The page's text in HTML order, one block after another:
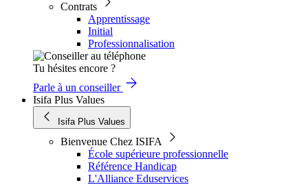
Contrats
Apprentissage
Initial
Professionnalisation
Tu hésites encore ?
Parle à un conseiller
Isifa Plus Values
Isifa Plus Values
Bienvenue Chez ISIFA
École supérieure professionnelle
Référence Handicap
L'Alliance Eduservices